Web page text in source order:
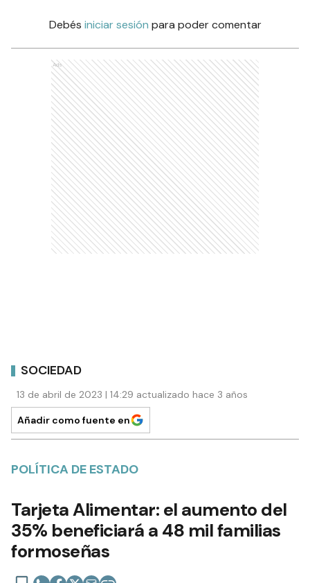
Debés iniciar sesión para poder comentar
Ads
SOCIEDAD
13 de abril de 2023 | 14:29 actualizado hace 3 años
Añadir como fuente en
POLÍTICA DE ESTADO
Tarjeta Alimentar: el aumento del
35% beneficiará a 48 mil familias
formoseñas